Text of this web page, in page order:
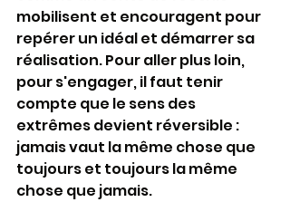
mobilisent et encouragent pour
repérer un idéal et démarrer sa
réalisation. Pour aller plus loin,
pour s'engager, il faut tenir
compte que le sens des
extrêmes devient réversible :
jamais vaut la même chose que
toujours et toujours la même
chose que jamais.